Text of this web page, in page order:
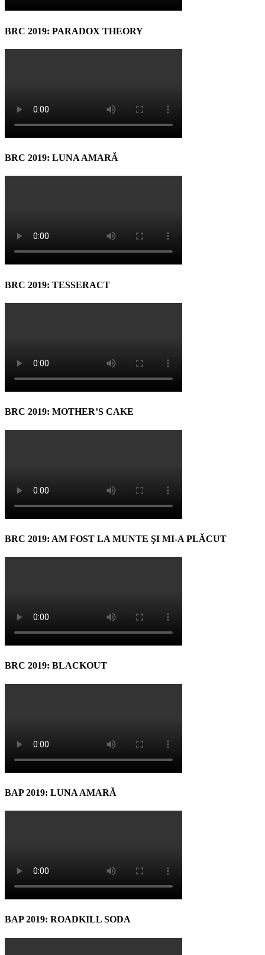
BRC 2019: PARADOX THEORY
BRC 2019: LUNA AMARĂ
BRC 2019: TESSERACT
BRC 2019: MOTHER’S CAKE
BRC 2019: AM FOST LA MUNTE ŞI MI-A PLĂCUT
BRC 2019: BLACKOUT
BAP 2019: LUNA AMARĂ
BAP 2019: ROADKILL SODA